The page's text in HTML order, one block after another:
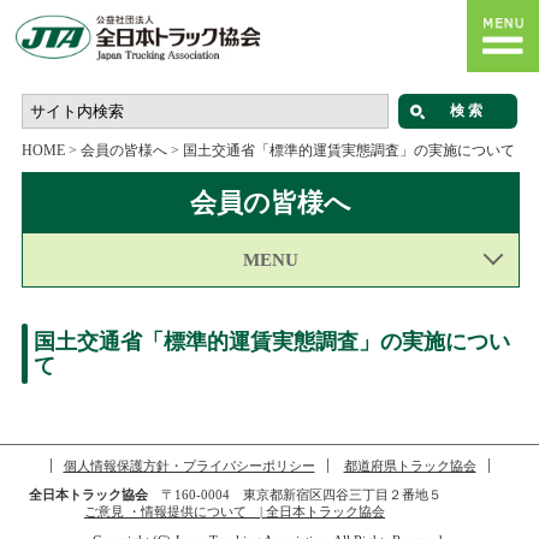
HOME> 会員の皆様へ> 国土交通省「標準的運賃実態調査」の実施について
会員の皆様へ
MENU
国土交通省「標準的運賃実態調査」の実施につい
て
個人情報保護方針・プライバシーポリシー
都道府県トラック協会
全日本トラック協会〒160-0004 東京都新宿区四谷三丁目２番地５
ご意見 ・情報提供について | 全日本トラック協会